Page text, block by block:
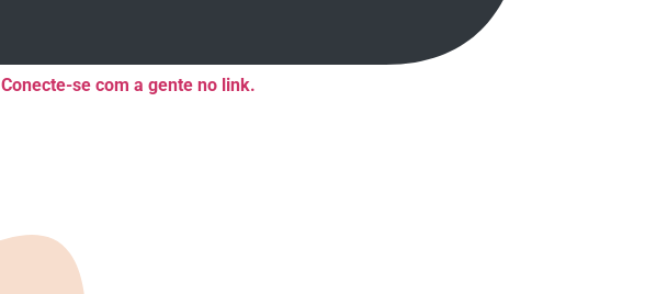
Conecte-se com a gente no link.